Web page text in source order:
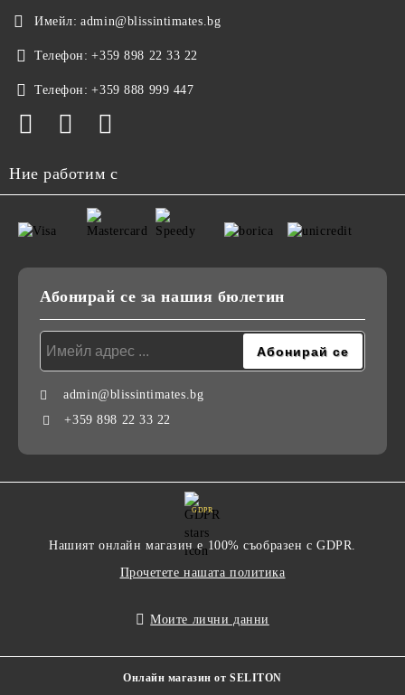
Имейл: admin@blissintimates.bg
Телефон: +359 898 22 33 22
Телефон: +359 888 999 447
Ние работим с
Абонирай се за нашия бюлетин
admin@blissintimates.bg
+359 898 22 33 22
GDPR
Нашият онлайн магазин е 100% съобразен с GDPR.
Прочетете нашата политика
Моите лични данни
Онлайн магазин от SELITON